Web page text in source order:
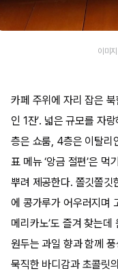
이미
카페 주위에 자리 잡은
인 1잔’. 넓은 규모를 자
층은 쇼룸, 4층은 이탈리
표 메뉴 ‘앙금 절편’은
뿌려 제공한다. 쫄깃쫄깃
에 콩가루가 어우러지며
메리카노’도 즐겨 찾는
원두는 과일 향과 함께 풍
묵직한 바디감과 초콜릿